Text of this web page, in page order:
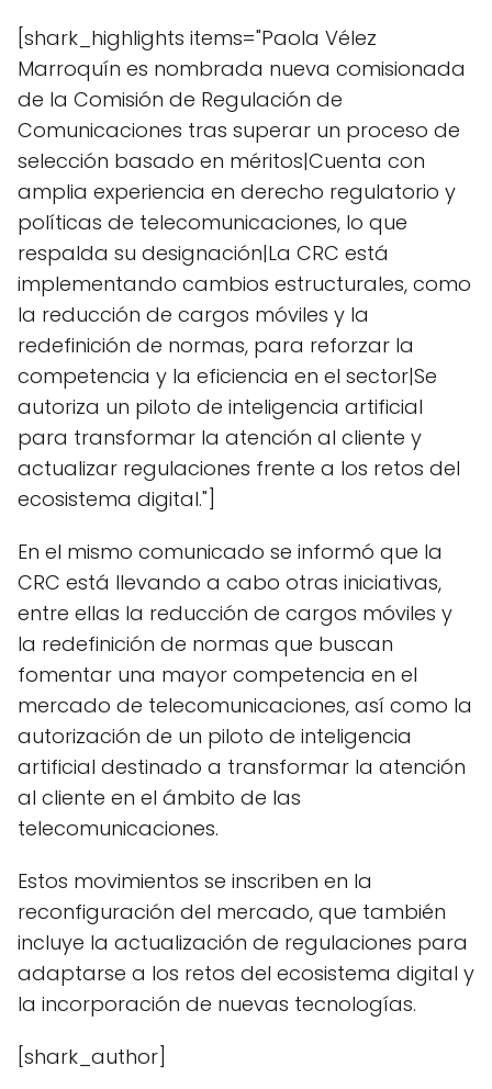
[shark_highlights items="Paola Vélez
Marroquín es nombrada nueva comisionada
de la Comisión de Regulación de
Comunicaciones tras superar un proceso de
selección basado en méritos|Cuenta con
amplia experiencia en derecho regulatorio y
políticas de telecomunicaciones, lo que
respalda su designación|La CRC está
implementando cambios estructurales, como
la reducción de cargos móviles y la
redefinición de normas, para reforzar la
competencia y la eficiencia en el sector|Se
autoriza un piloto de inteligencia artificial
para transformar la atención al cliente y
actualizar regulaciones frente a los retos del
ecosistema digital."]
En el mismo comunicado se informó que la
CRC está llevando a cabo otras iniciativas,
entre ellas la reducción de cargos móviles y
la redefinición de normas que buscan
fomentar una mayor competencia en el
mercado de telecomunicaciones, así como la
autorización de un piloto de inteligencia
artificial destinado a transformar la atención
al cliente en el ámbito de las
telecomunicaciones.
Estos movimientos se inscriben en la
reconfiguración del mercado, que también
incluye la actualización de regulaciones para
adaptarse a los retos del ecosistema digital y
la incorporación de nuevas tecnologías.
[shark_author]